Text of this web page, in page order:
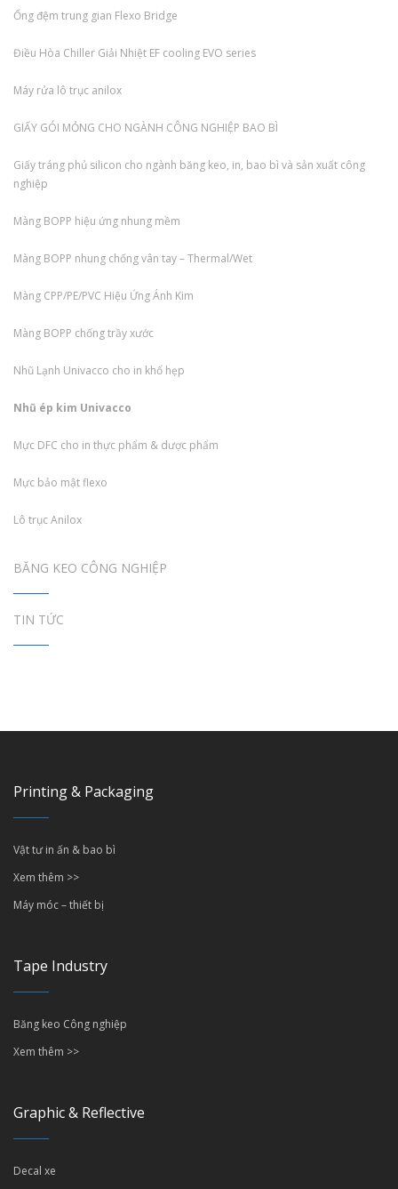
Ống đệm trung gian Flexo Bridge
Điều Hòa Chiller Giải Nhiệt EF cooling EVO series
Máy rửa lô trục anilox
GIẤY GÓI MỎNG CHO NGÀNH CÔNG NGHIỆP BAO BÌ
Giấy tráng phủ silicon cho ngành băng keo, in, bao bì và sản xuất công
nghiệp
Màng BOPP hiệu ứng nhung mềm
Màng BOPP nhung chống vân tay – Thermal/Wet
Màng CPP/PE/PVC Hiệu Ứng Ánh Kim
Màng BOPP chống trầy xước
Nhũ Lạnh Univacco cho in khổ hẹp
Nhũ ép kim Univacco
Mực DFC cho in thực phẩm & dược phẩm
Mực bảo mật flexo
Lô trục Anilox
BĂNG KEO CÔNG NGHIỆP
TIN TỨC
Printing & Packaging
Vật tư in ấn & bao bì
Xem thêm >>
Máy móc – thiết bị
Tape Industry
Băng keo Công nghiệp
Xem thêm >>
Graphic & Reflective
Decal xe